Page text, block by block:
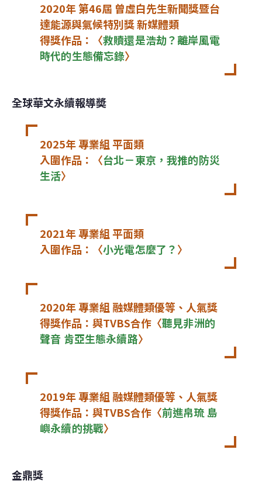
2020年 第46屆 曾虛白先生新聞獎暨台
達能源與氣候特別獎 新媒體類
得獎作品：〈救贖還是浩劫？離岸風電
時代的生態備忘錄〉
全球華文永續報導奬
2025年 專業組 平面類
入圍作品：〈台北－東京，我推的防災
生活〉
2021年 專業組 平面類
入圍作品：〈小光電怎麼了？〉
2020年 專業組 融媒體類優等、人氣獎
得獎作品：與TVBS合作〈聽見非洲的
聲音 肯亞生態永續路〉
2019年 專業組 融媒體類優等、人氣獎
得獎作品：與TVBS合作〈前進帛琉 島
嶼永續的挑戰〉
金鼎獎